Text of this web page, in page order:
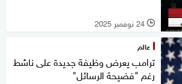
l 24 نوفمبر 2025
عالم
ترامب يعرض وظيفة جديدة على ناشط
رغم "فضيحة الرسائل"